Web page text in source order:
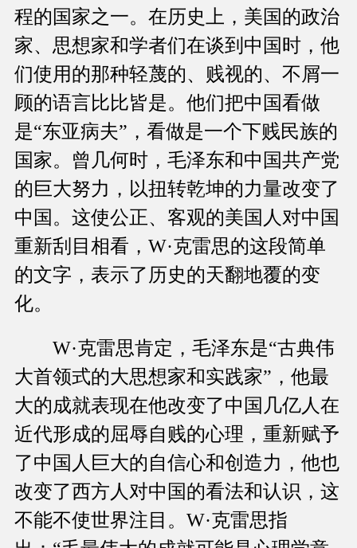
程的国家之一。在历史上，美国的政治
家、思想家和学者们在谈到中国时，他
们使用的那种轻蔑的、贱视的、不屑一
顾的语言比比皆是。他们把中国看做
是“东亚病夫”，看做是一个下贱民族的
国家。曾几何时，毛泽东和中国共产党
的巨大努力，以扭转乾坤的力量改变了
中国。这使公正、客观的美国人对中国
重新刮目相看，W·克雷思的这段简单
的文字，表示了历史的天翻地覆的变
化。
W·克雷思肯定，毛泽东是“古典伟
大首领式的大思想家和实践家”，他最
大的成就表现在他改变了中国几亿人在
近代形成的屈辱自贱的心理，重新赋予
了中国人巨大的自信心和创造力，他也
改变了西方人对中国的看法和认识，这
不能不使世界注目。W·克雷思指